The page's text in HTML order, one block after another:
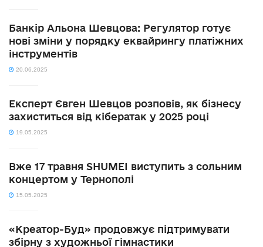
Банкір Альона Шевцова: Регулятор готує
нові зміни у порядку еквайрингу платіжних
інструментів
20.06.2025
Експерт Євген Шевцов розповів, як бізнесу
захиститься від кібератак у 2025 році
19.05.2025
Вже 17 травня SHUMEI виступить з сольним
концертом у Тернополі
15.05.2025
«Креатор-Буд» продовжує підтримувати
збірну з художньої гімнастики